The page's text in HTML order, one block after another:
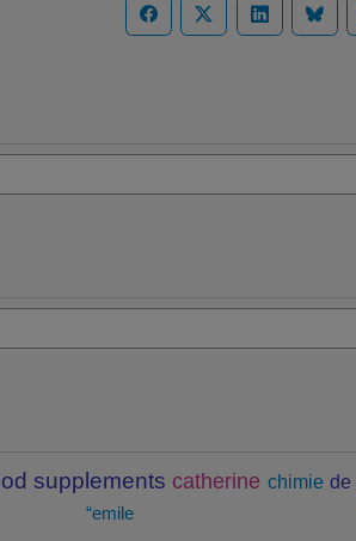
supplements catherine chimie de
“emile